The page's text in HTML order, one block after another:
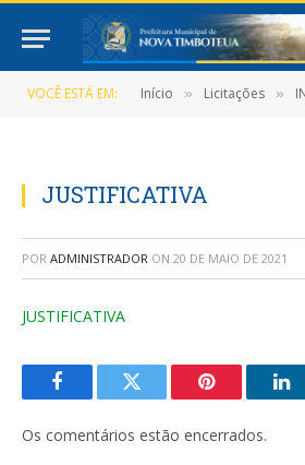
VOCÊ ESTÁ EM: Início » Licitações »
JUSTIFICATIVA
POR ADMINISTRADOR ON 20 DE MAIO DE 2021
JUSTIFICATIVA
FacebookTwitter Pinterest
Os comentários estão encerrados.